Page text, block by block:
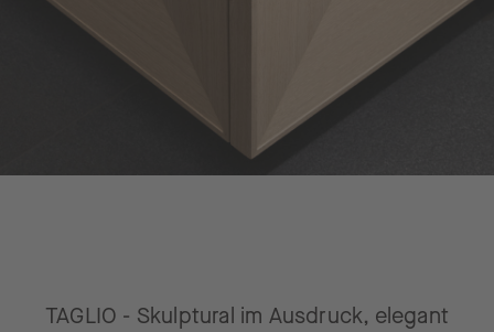
TAGLIO - Skulptural im Ausdruck, elegant